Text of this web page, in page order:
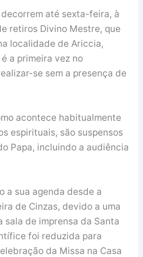
até sexta-feira, à
retiros Divino Mestre, que
localidade de Ariccia,
a primeira vez no
se sem a presença de
acontece habitualmente
espirituais, são suspensos
Papa, incluindo a audiência
a sua agenda desde a
de Cinzas, devido a uma
sala de imprensa da Santa
foi reduzida para
da Missa na Casa